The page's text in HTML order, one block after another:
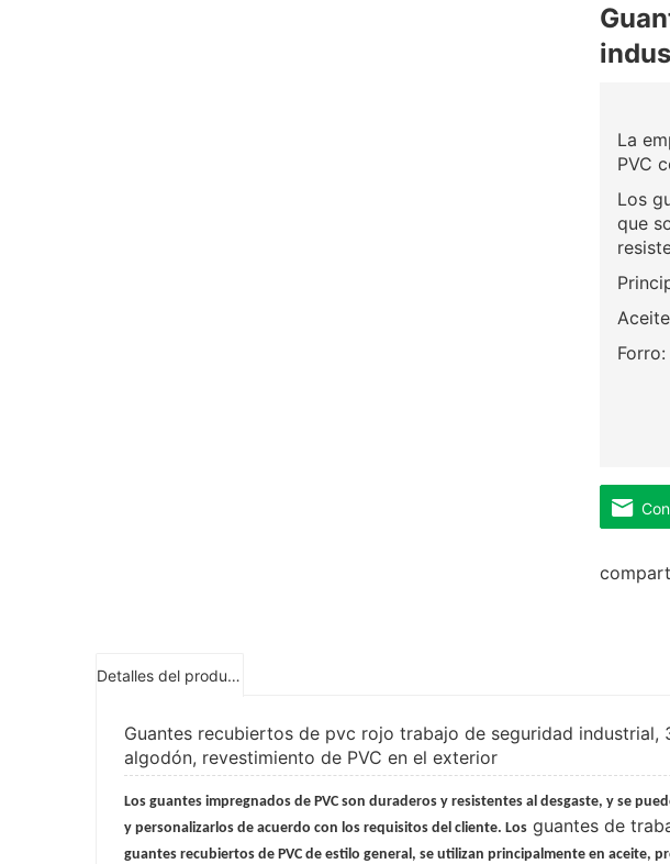
La
PVC
Los
que
Detalles del producto
Guantes recubiertos de pvc rojo trabajo de seguridad
algodón, revestimiento de PVC en el exterior
Los guantes impregnados de PVC son duraderos y resistentes al desgaste, y se
y personalizarlos de acuerdo con los requisitos del cliente. Los guantes de
guantes recubiertos de PVC de estilo general, se utilizan principalmente en aceite,